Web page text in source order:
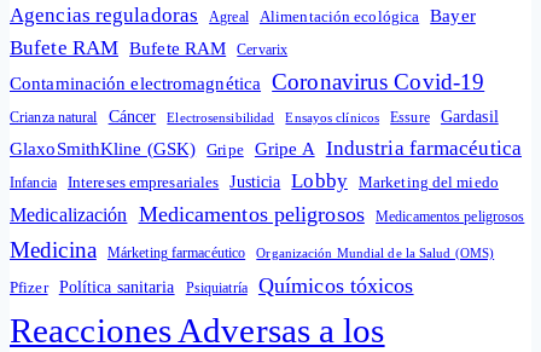
Agencias reguladoras
Agreal Alimentación ecológica Bayer
Bufete RAM Bufete RAM Cervarix
Contaminación electromagnética Coronavirus Covid-19
Crianza natural Cáncer Electrosensibilidad Ensayos clínicos Essure Gardasil
GlaxoSmithKline (GSK) Gripe Gripe A Industria farmacéutica
Infancia Intereses empresariales Justicia Lobby Marketing del miedo
Medicalización Medicamentos peligrosos Medicamentos peligrosos
Medicina Márketing farmacéutico Organización Mundial de la Salud (OMS)
Pfizer Política sanitaria Psiquiatría Químicos tóxicos
Reacciones Adversas a los